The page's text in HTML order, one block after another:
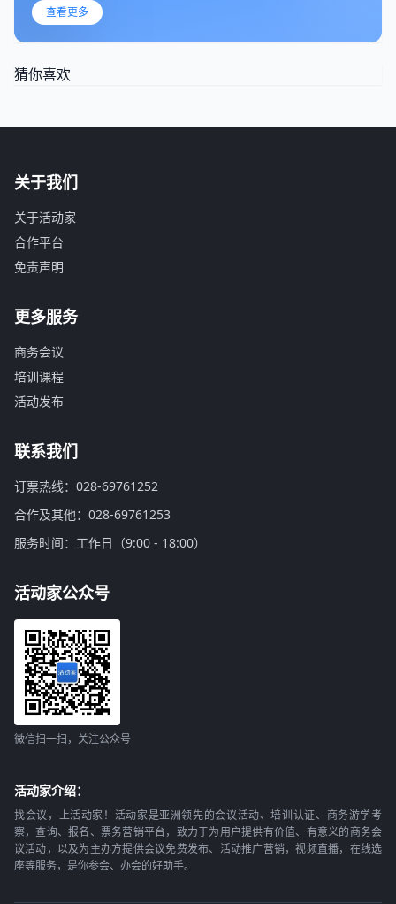
查看更多
猜你喜欢
关于我们
关于活动家
合作平台
免责声明
更多服务
商务会议
培训课程
活动发布
联系我们
订票热线：028-69761252
合作及其他：028-69761253
服务时间：工作日（9:00 - 18:00）
活动家公众号
微信扫一扫，关注公众号
活动家介绍：
找会议，上活动家！活动家是亚洲领先的会议活动、培训认证、商务游学考
察，查询、报名、票务营销平台，致力于为用户提供有价值、有意义的商务会
议活动，以及为主办方提供会议免费发布、活动推广营销，视频直播，在线选
座等服务，是你参会、办会的好助手。